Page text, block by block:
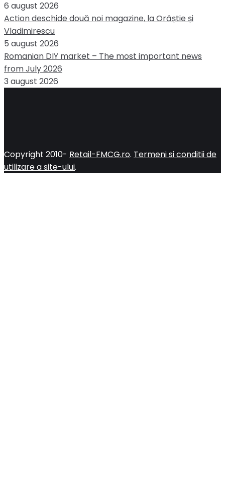
6 august 2026
Action deschide două noi magazine, la Orăștie și
Vladimirescu
5 august 2026
Romanian DIY market – The most important news
from July 2026
3 august 2026
Copyright 2010- Retail-FMCG.ro. Termeni si conditii de
utilizare a site-ului.